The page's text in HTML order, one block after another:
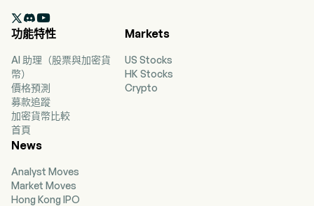

功能特性
AI 助理（股票與加密貨
幣）
價格預測
募款追蹤
加密貨幣比較
首頁
Markets
US Stocks
HK Stocks
Crypto
News
Analyst Moves
Market Moves
Hong Kong IPO